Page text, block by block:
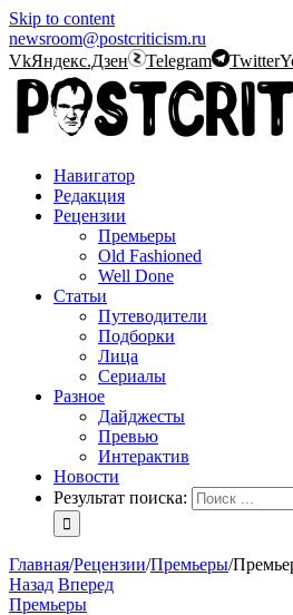
Skip to content
newsroom@postcriticism.ru
VkЯндекс.Дзен Telegram Twitter
Навигатор
Редакция
Рецензии
Премьеры
Old Fashioned
Well Done
Статьи
Путеводители
Подборки
Лица
Сериалы
Разное
Дайджесты
Превью
Интерактив
Новости
Результат поиска:
Главная/Рецензии/Премьеры/
Назад Вперед
Премьеры